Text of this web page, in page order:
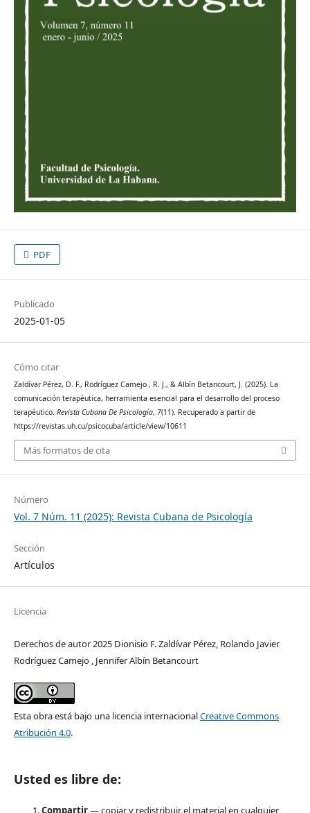
PDF
Publicado
2025-01-05
Cómo citar
Zaldívar Pérez, D. F., Rodríguez Camejo , R. J., & Albín Betancourt, J. (2025). La
comunicación terapéutica, herramienta esencial para el desarrollo del proceso
terapéutico. Revista Cubana De Psicología, 7(11). Recuperado a partir de
https://revistas.uh.cu/psicocuba/article/view/10611
Más formatos de cita
Número
Vol. 7 Núm. 11 (2025): Revista Cubana de Psicología
Sección
Artículos
Licencia
Derechos de autor 2025 Dionisio F. Zaldívar Pérez, Rolando Javier
Rodríguez Camejo , Jennifer Albín Betancourt
Esta obra está bajo una licencia internacionalCreative Commons
Atribución 4.0.
Usted es libre de:
Compartir— copiar y redistribuir el material en cualquier